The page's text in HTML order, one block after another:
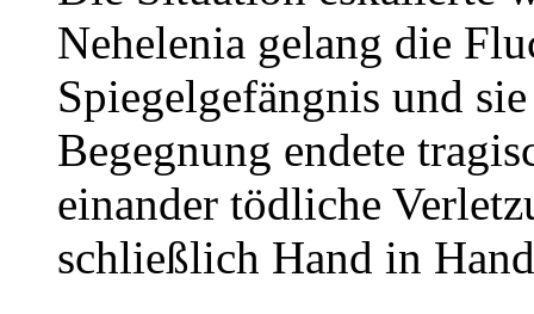
Nehelenia gelang die
Spiegelgefängnis und
Begegnung endete
einander tödliche
schließlich Hand in